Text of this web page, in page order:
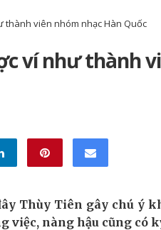
thành viên nhóm nhạc Hàn Quốc
ví như thành
Thùy Tiên gây chú ý
việc, nàng hậu cũng có